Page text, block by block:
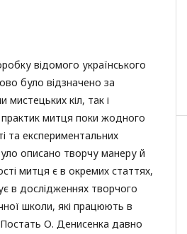
відомого українського
було відзначено за
кіл, так і
митця поки жодного
та експериментальних
описано творчу манеру й
митця є в окремих статтях,
в дослідженнях творчого
школи, які працюють в
Постать О. Денисенка давно